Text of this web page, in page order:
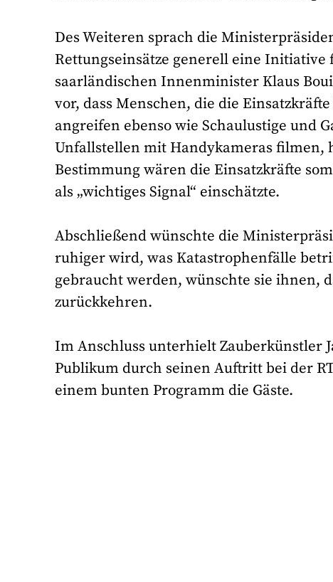
Des Weiteren sprach die
Rettungseinsätze generell eine Initiative
saarländischen Innenminister Klaus
vor, dass Menschen, die die
angreifen ebenso wie Schaulustige und
Unfallstellen mit Handykameras filmen,
Bestimmung wären die Einsatzkräfte
als „wichtiges Signal“ einschätzte.
Abschließend wünschte die
ruhiger wird, was Katastrophenfälle
gebraucht werden, wünschte sie ihnen,
zurückkehren.
Im Anschluss unterhielt Zauberkünstler
Publikum durch seinen Auftritt bei der
einem bunten Programm die Gäste.